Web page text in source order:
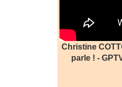
Christine
parle ! -